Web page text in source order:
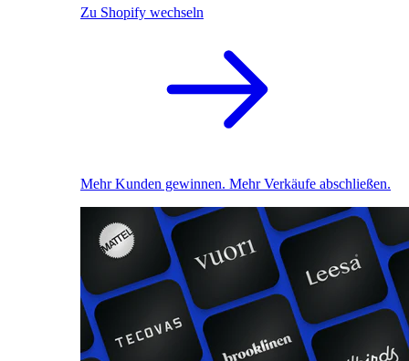
Zu Shopify wechseln
Mehr Kunden gewinnen. Mehr Verkäufe abschließen.